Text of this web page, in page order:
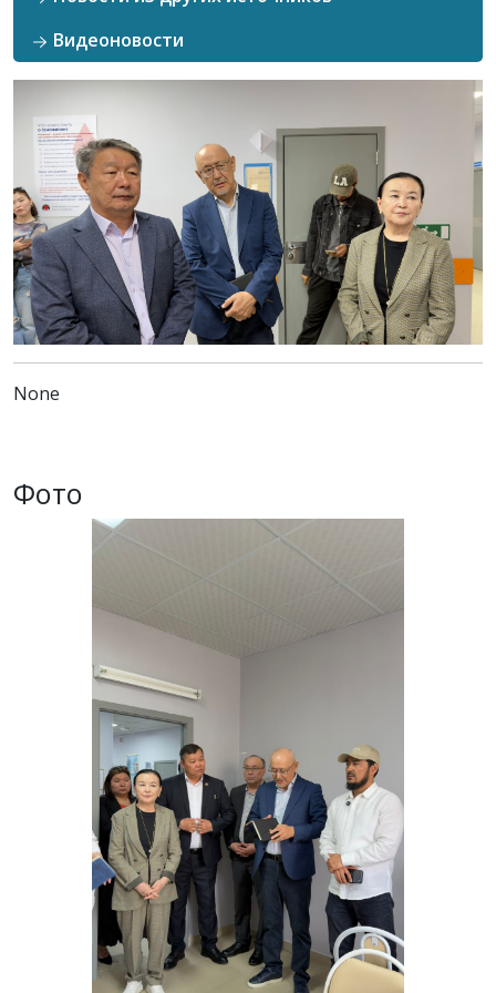
Видеоновости
None
Фото
Previous